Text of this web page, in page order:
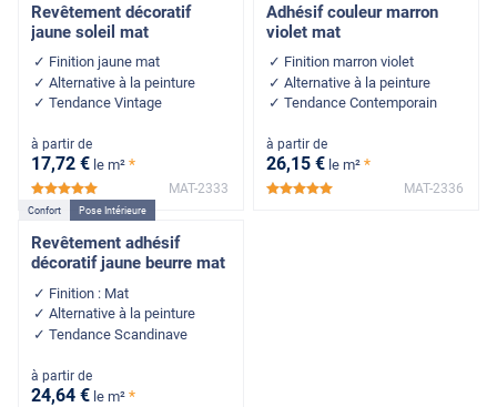
Revêtement décoratif
jaune soleil mat
Finition jaune mat
Alternative à la peinture
Tendance Vintage
à partir de
17,72 € le m² *
MAT-2333
Adhésif couleur marron
violet mat
Finition marron violet
Alternative à la peinture
Tendance Contemporain
à partir de
26,15 € le m² *
MAT-2336
Confort Pose Intérieure
Revêtement adhésif
décoratif jaune beurre mat
Finition : Mat
Alternative à la peinture
Tendance Scandinave
à partir de
24,64 € le m² *